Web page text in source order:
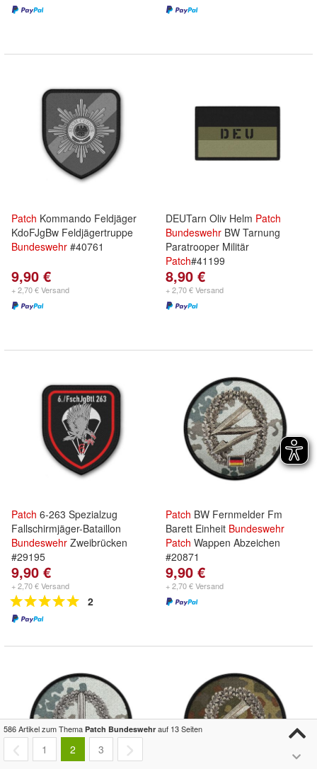
Patch Kommando Feldjäger
KdoFJgBw Feldjägertruppe
Bundeswehr #40761
9,90 €
+ 2,70 € Versand
DEUTarn Oliv Helm Patch
Bundeswehr BW Tarnung
Paratrooper Militär
Patch#41199
8,90 €
+ 2,70 € Versand
Patch 6-263 Spezialzug
Fallschirmjäger-Bataillon
Bundeswehr Zweibrücken
#29195
9,90 €
+ 2,70 € Versand
2
Patch BW Fernmelder Fm
Barett Einheit Bundeswehr
Patch Wappen Abzeichen
#20871
9,90 €
+ 2,70 € Versand
586 Artikel zum Thema Patch Bundeswehr auf 13 Seiten
1 2 3